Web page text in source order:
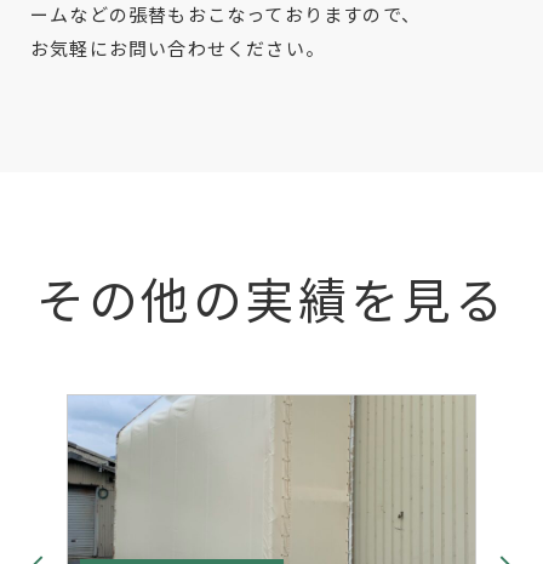
ームなどの張替もおこなっておりますので、
お気軽にお問い合わせください。
その他の実績を見る